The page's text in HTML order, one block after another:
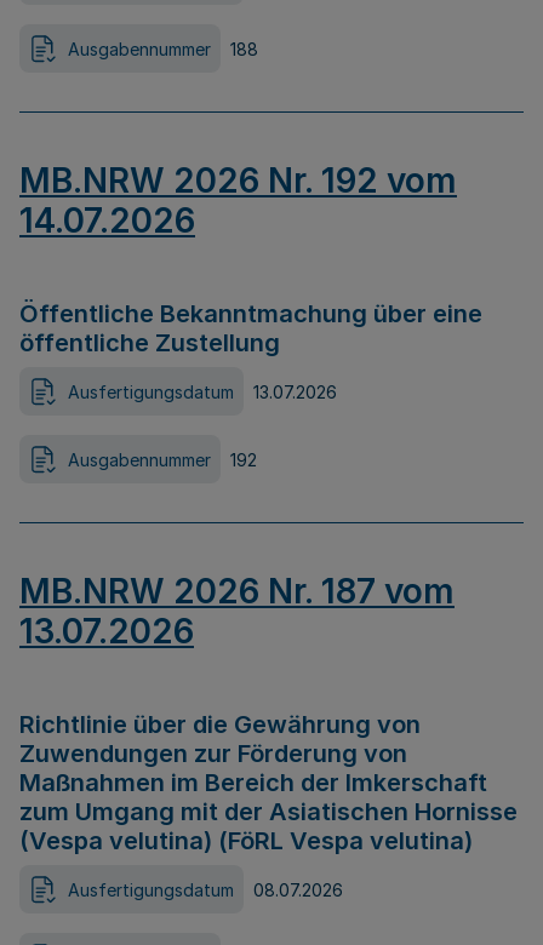
Ausgabennummer 188
MB.NRW 2026 Nr. 192 vom
14.07.2026
Öffentliche Bekanntmachung über eine
öffentliche Zustellung
Ausfertigungsdatum 13.07.2026
Ausgabennummer 192
MB.NRW 2026 Nr. 187 vom
13.07.2026
Richtlinie über die Gewährung von
Zuwendungen zur Förderung von
Maßnahmen im Bereich der Imkerschaft
zum Umgang mit der Asiatischen Hornisse
(Vespa velutina) (FöRL Vespa velutina)
Ausfertigungsdatum 08.07.2026